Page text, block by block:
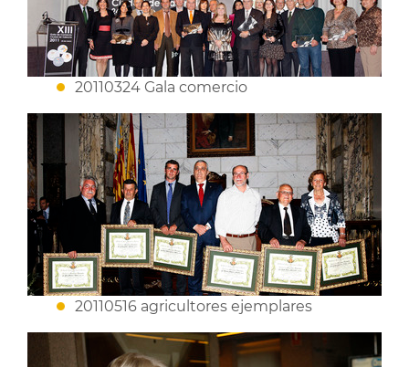
20110324 Gala comercio
20110516 agricultores ejemplares